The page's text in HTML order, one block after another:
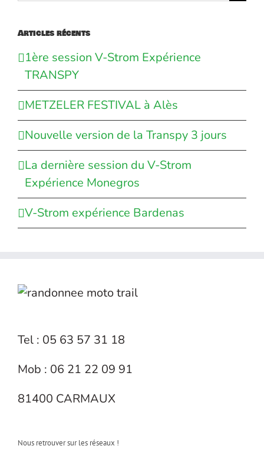
Articles récents
1ère session V-Strom Expérience
TRANSPY
METZELER FESTIVAL à Alès
Nouvelle version de la Transpy 3 jours
La dernière session du V-Strom
Expérience Monegros
V-Strom expérience Bardenas
Tel : 05 63 57 31 18
Mob : 06 21 22 09 91
81400 CARMAUX
Nous retrouver sur les réseaux !